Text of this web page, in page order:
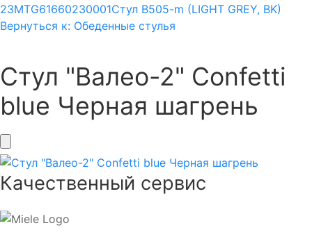
23MTG61660230001Стул B505-m (LIGHT GREY, BK)
Вернуться к: Обеденные стулья
Стул "Валео-2" Confetti
blue Черная шагрень
Качественный сервис